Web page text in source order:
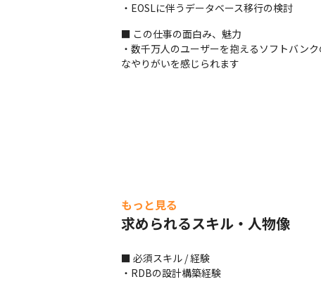
・EOSLに伴うデータベース移行の検討
■ この仕事の面白み、魅力
・数千万人のユーザーを抱えるソフトバン
なやりがいを感じられます
もっと見る
求められるスキル・人物像
■ 必須スキル / 経験
・RDBの設計構築経験